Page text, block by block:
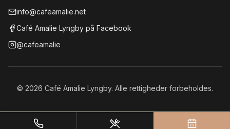
info@cafeamalie.net
Café Amalie Lyngby på Facebook
@cafeamalie
© 2026 Café Amalie Lyngby. Alle rettigheder forbeholdes.